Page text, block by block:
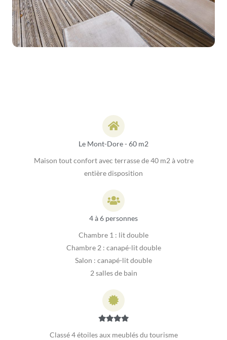
Le Mont-Dore - 60 m2
Maison tout confort avec terrasse de 40 m2 à votre
entière disposition
4 à 6 personnes
Chambre 1 : lit double
Chambre 2 : canapé-lit double
Salon : canapé-lit double
2 salles de bain
Classé 4 étoiles aux meublés du tourisme